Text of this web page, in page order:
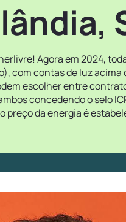
Agora em 2024,
com contas de luz acima
escolher entre
concedendo o selo
preço da energia é